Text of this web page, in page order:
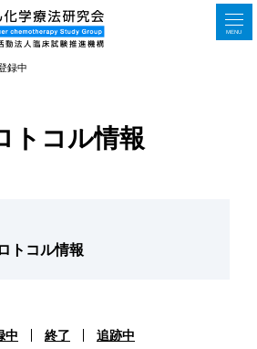
MENU
録中
トコル情報
トコル情報
中 終了 追跡中